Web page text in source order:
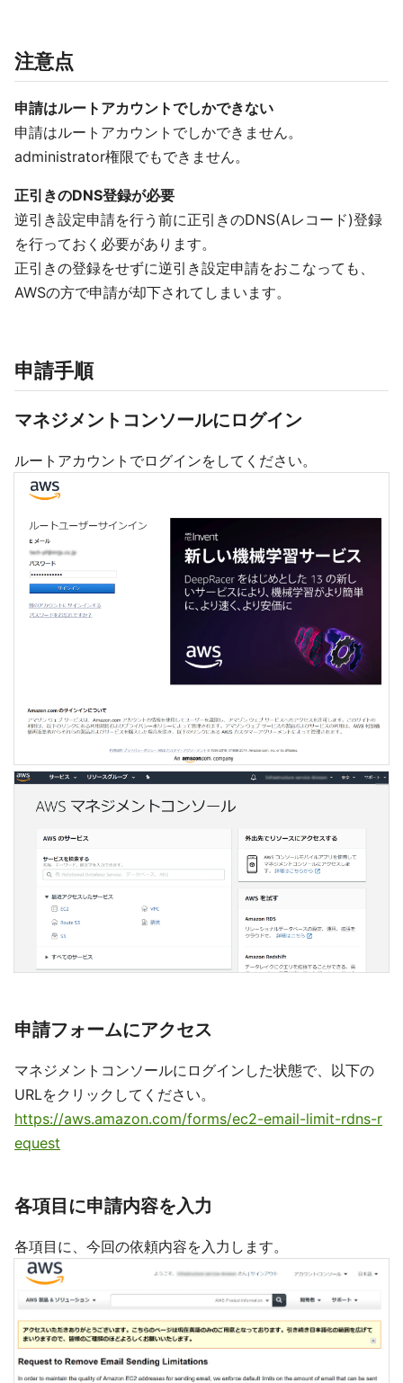
注意点
申請はルートアカウントでしかできない
申請はルートアカウントでしかできません。
administrator権限でもできません。
正引きのDNS登録が必要
逆引き設定申請を行う前に正引きのDNS(Aレコード)登録
を行っておく必要があります。
正引きの登録をせずに逆引き設定申請をおこなっても、
AWSの方で申請が却下されてしまいます。
申請手順
マネジメントコンソールにログイン
ルートアカウントでログインをしてください。
申請フォームにアクセス
マネジメントコンソールにログインした状態で、以下の
URLをクリックしてください。
https://aws.amazon.com/forms/ec2-email-limit-rdns-r
equest
各項目に申請内容を入力
各項目に、今回の依頼内容を入力します。